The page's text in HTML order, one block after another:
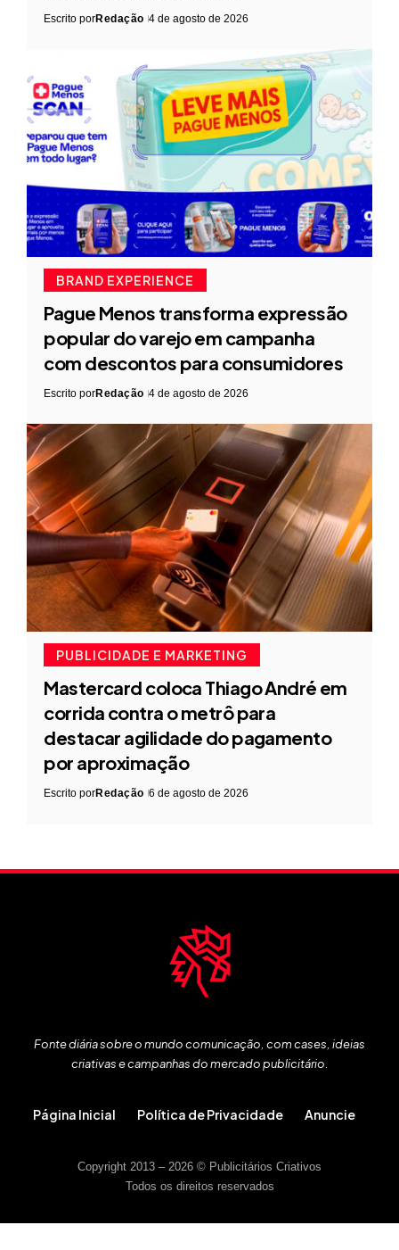
Escrito porRedação 4 de agosto de 2026
BRAND EXPERIENCE
Pague Menos transforma expressão
popular do varejo em campanha
com descontos para consumidores
Escrito porRedação 4 de agosto de 2026
PUBLICIDADE E MARKETING
Mastercard coloca Thiago André em
corrida contra o metrô para
destacar agilidade do pagamento
por aproximação
Escrito porRedação 6 de agosto de 2026
Fonte diária sobre o mundo comunicação, com cases, ideias
criativas e campanhas do mercado publicitário.
Página Inicial Política de Privacidade Anuncie
Copyright 2013 – 2026 © Publicitários Criativos
Todos os direitos reservados